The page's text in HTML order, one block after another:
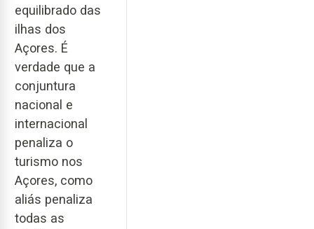
equilibrado das
ilhas dos
Açores. É
verdade que a
conjuntura
nacional e
internacional
penaliza o
turismo nos
Açores, como
aliás penaliza
todas as